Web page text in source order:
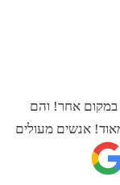
במקום אחר! והם
מאוד! אנשים מעולים